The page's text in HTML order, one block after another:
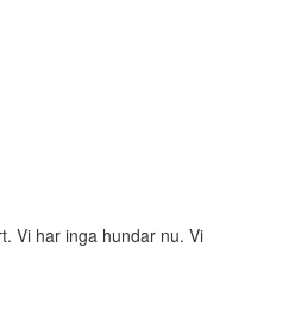
Vi har inga hundar nu. Vi